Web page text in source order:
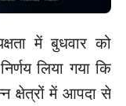
में बुधवार को
लिया गया कि
क्षेत्रों में आपदा से